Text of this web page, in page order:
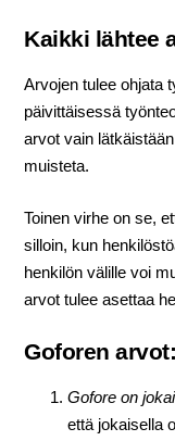
Kaikki lähtee
Arvojen tulee ohjata
päivittäisessä
arvot vain
muisteta.
Toinen virhe on se,
silloin, kun
henkilön välille voi
arvot tulee asettaa
Goforen arvot:
Gofore on
että jokaisella